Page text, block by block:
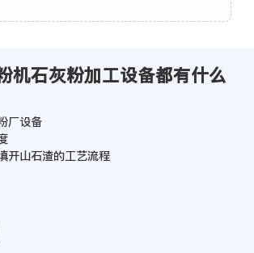
机石灰粉加工设备都有什么
厂设备
开山石渣的工艺流程